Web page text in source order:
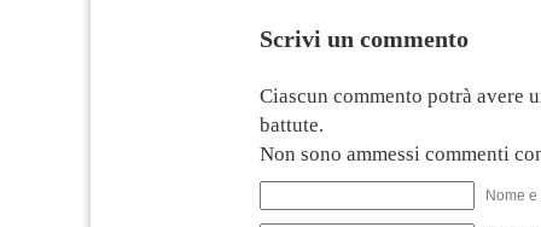
Scrivi un commento
Ciascun commento potrà avere
battute.
Non sono ammessi commenti
Nome